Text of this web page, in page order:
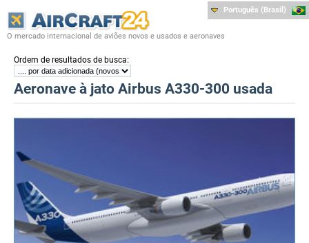
O mercado internacional de aviões novos e usados e aeronaves
Português (Brasil)
Ordem de resultados de busca:
Aeronave à jato Airbus A330-300 usada